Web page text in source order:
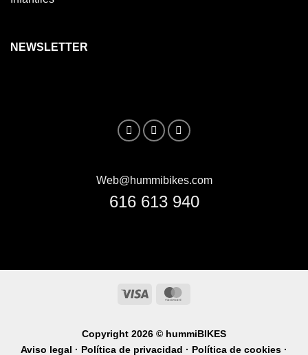
NEWSLETTER
Web@hummibikes.com
616 613 940
Visa
Copyright 2026 © hummiBIKES
Aviso legal · Política de privacidad · Política de cookies ·